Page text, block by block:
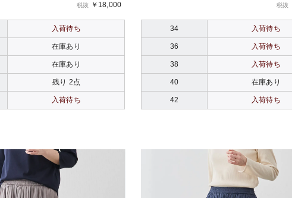
税抜 ￥18,000
入荷待ち
在庫あり
在庫あり
残り 2点
入荷待ち
税抜
34 入荷待ち
36 入荷待ち
38 入荷待ち
40 在庫あり
42 入荷待ち